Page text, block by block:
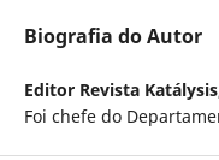
Biografia do Autor
Editor Revista
Foi chefe do